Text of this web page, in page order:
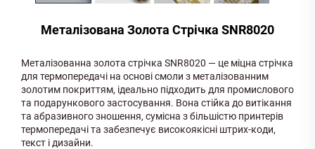
Металізована Золота Стрічка SNR8020
Металізованна золота стрічка SNR8020 — це міцна стрічка
для термопередачі на основі смоли з металізованним
золотим покриттям, ідеально підходить для промислового
та подарункового застосування. Вона стійка до витікання
та абразивного зношення, сумісна з більшістю принтерів
термопередачі та забезпечує високоякісні штрих-коди,
текст і дизайни.